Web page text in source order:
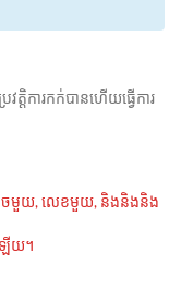
តិការកក់បានហើយធ្វើការ
តូចមួយ, លេខមួយ, និងនិងនិង
ើយ។